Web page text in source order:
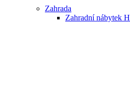
Zahrada
Zahradní nábytek